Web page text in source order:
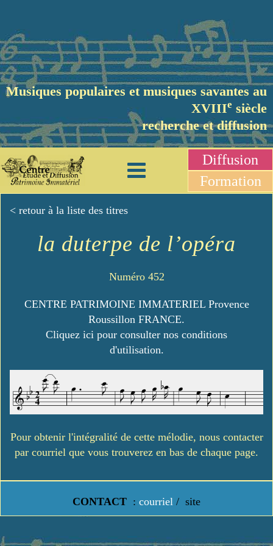
Musiques populaires et musiques savantes au
XVIIIe siècle
recherche et diffusion
Diffusion
Formation
< retour à la liste des titres
la duterpe de l’opéra
Numéro 452
CENTRE PATRIMOINE IMMATERIEL Provence
Roussillon FRANCE.
Cliquez ici pour consulter nos conditions
d'utilisation.
Pour obtenir l'intégralité de cette mélodie, nous contacter
par courriel que vous trouverez en bas de chaque page.
CONTACT : courriel / site
https://www.lavielledanstoussesetats.fr